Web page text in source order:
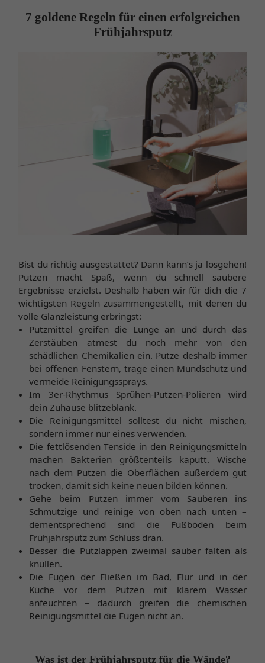
7 goldene Regeln für einen erfolgreichen
Frühjahrsputz
Bist du richtig ausgestattet? Dann kann’s ja losgehen!
Putzen macht Spaß, wenn du schnell saubere
Ergebnisse erzielst. Deshalb haben wir für dich die 7
wichtigsten Regeln zusammengestellt, mit denen du
volle Glanzleistung erbringst:
Putzmittel greifen die Lunge an und durch das
Zerstäuben atmest du noch mehr von den
schädlichen Chemikalien ein. Putze deshalb immer
bei offenen Fenstern, trage einen Mundschutz und
vermeide Reinigungssprays.
Im 3er-Rhythmus Sprühen-Putzen-Polieren wird
dein Zuhause blitzeblank.
Die Reinigungsmittel solltest du nicht mischen,
sondern immer nur eines verwenden.
Die fettlösenden Tenside in den Reinigungsmitteln
machen Bakterien größtenteils kaputt. Wische
nach dem Putzen die Oberflächen außerdem gut
trocken, damit sich keine neuen bilden können.
Gehe beim Putzen immer vom Sauberen ins
Schmutzige und reinige von oben nach unten –
dementsprechend sind die Fußböden beim
Frühjahrsputz zum Schluss dran.
Besser die Putzlappen zweimal sauber falten als
knüllen.
Die Fugen der Fließen im Bad, Flur und in der
Küche vor dem Putzen mit klarem Wasser
anfeuchten – dadurch greifen die chemischen
Reinigungsmittel die Fugen nicht an.
Was ist der Frühjahrsputz für die Wände?